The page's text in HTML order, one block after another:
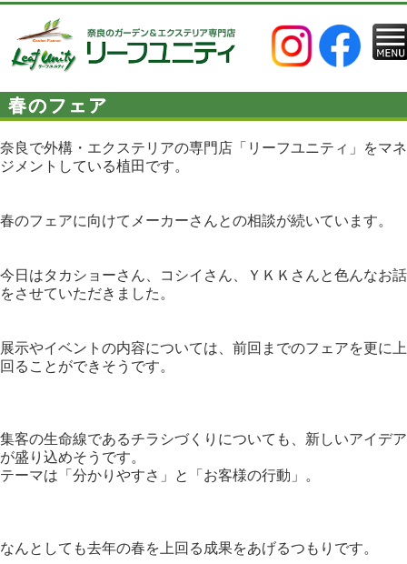
春のフェア
奈良で外構・エクステリアの専門店「リーフユニティ」をマネ
ジメントしている植田です。
春のフェアに向けてメーカーさんとの相談が続いています。
今日はタカショーさん、コシイさん、ＹＫＫさんと色んなお話
をさせていただきました。
展示やイベントの内容については、前回までのフェアを更に上
回ることができそうです。
集客の生命線であるチラシづくりについても、新しいアイデア
が盛り込めそうです。
テーマは「分かりやすさ」と「お客様の行動」。
なんとしても去年の春を上回る成果をあげるつもりです。